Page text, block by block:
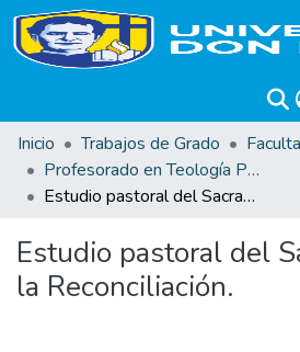
Inicio
Trabajos de Grado
Profesorado en Teología Pastoral
Estudio pastoral del Sacramento de la Reconciliación.
Estudio pastoral del
la Reconciliación.